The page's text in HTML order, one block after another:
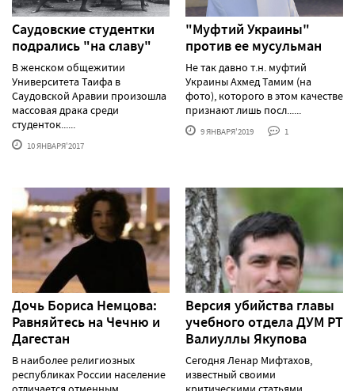
Саудовские студентки
подрались "на славу"
В женском общежитии
Университета Таифа в
Саудовской Аравии произошла
массовая драка среди
студенток......
10 ЯНВАРЯ'2017
"Муфтий Украины"
против ее мусульман
Не так давно т.н. муфтий
Украины Ахмед Тамим (на
фото), которого в этом качестве
признают лишь посл......
9 ЯНВАРЯ'2019 1
Дочь Бориса Немцова:
Равняйтесь на Чечню и
Дагестан
В наиболее религиозных
республиках России население
Версия убийства главы
учебного отдела ДУМ РТ
Валиуллы Якупова
Сегодня Ленар Мифтахов,
известный своими